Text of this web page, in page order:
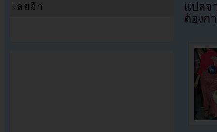
แปล
ต้องก
เลยจ้า